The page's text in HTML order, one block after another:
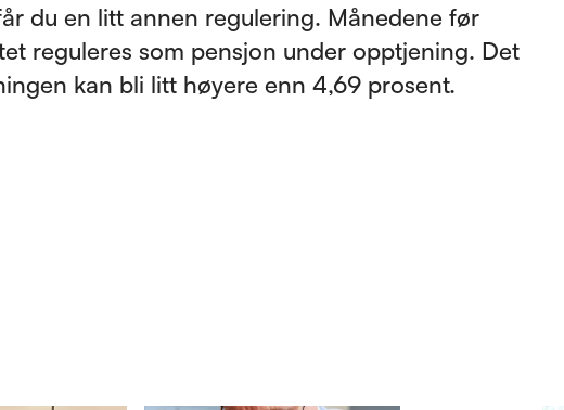
du en litt annen regulering. Månedene før
reguleres som pensjon under opptjening. Det
kan bli litt høyere enn 4,69 prosent.